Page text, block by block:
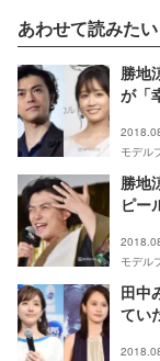
あわせて読みたい
勝地
が「
モデル
勝地
ピー
モデル
田中
てい